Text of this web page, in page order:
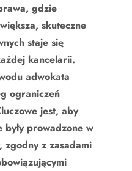
gdzie
skuteczne
staje się
kancelarii.
adwokata
ograniczeń
jest, aby
były prowadzone w
zgodny z zasadami